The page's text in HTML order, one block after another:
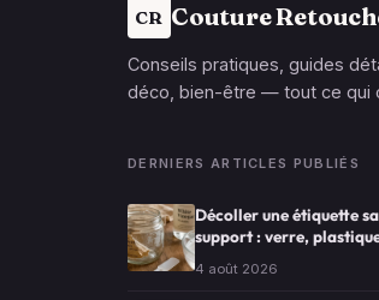
CR Couture
Conseils pratiques, guides
déco, bien-être — tout ce qui
DERNIERS ARTICLES PUBLIÉS
Décoller une étiquette
support : verre,
4 août 2026